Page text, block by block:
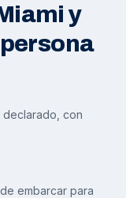
y
con
embarcar para